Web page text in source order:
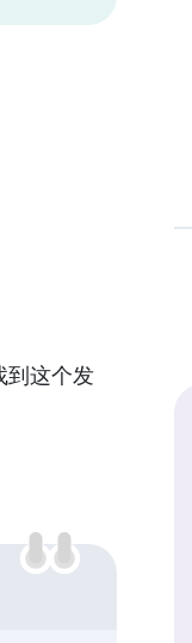
到这个发